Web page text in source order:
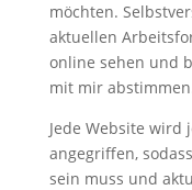
möchten.
aktuellen
online sehen und
mit mir
Jede Website wird
angegriffen,
sein muss und